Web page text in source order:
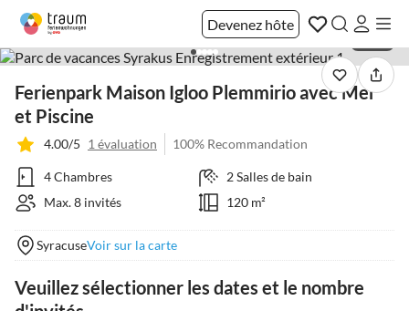
Devenez hôte
Ferienpark Maison Igloo Plemmirio avec Mer
et Piscine
4.00/5 1 évaluation 100% Recommandation
4 Chambres
2 Salles de bain
Max. 8 invités
120 m²
SyracuseVoir sur la carte
Veuillez sélectionner les dates et le nombre